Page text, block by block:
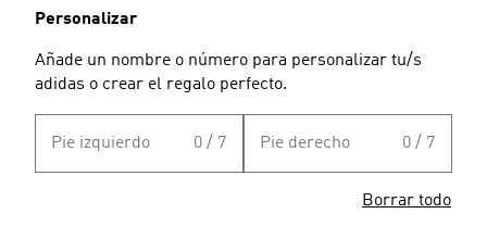
Personalizar
Añade un nombre o número para personalizar tu/s
adidas o crear el regalo perfecto.
Pie izquierdo 0 / 7 Pie derecho 0 / 7
Borrar todo